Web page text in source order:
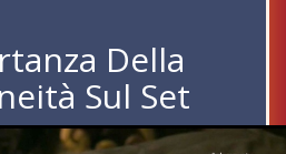
Della
Sul Set